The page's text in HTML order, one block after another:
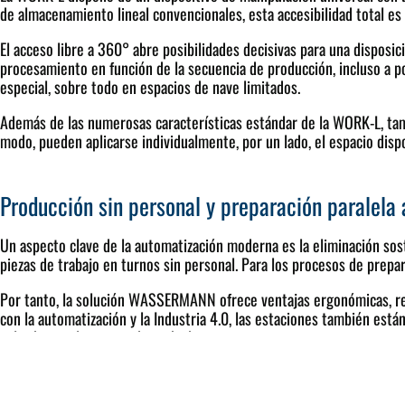
de almacenamiento lineal convencionales, esta accesibilidad total
El acceso libre a 360° abre posibilidades decisivas para una
procesamiento en función de la secuencia de producción, incluso a
especial, sobre todo en espacios de nave limitados.
Además de las numerosas características estándar de la WORK-L,
modo, pueden aplicarse individualmente, por un lado, el espacio
Producción sin personal y preparación
Un aspecto clave de la automatización moderna es la eliminación
piezas de trabajo en turnos sin personal. Para los procesos de
Por tanto, la solución WASSERMANN ofrece ventajas
con la automatización y la Industria 4.0, las estaciones también
palet hasta el proceso de acabado.